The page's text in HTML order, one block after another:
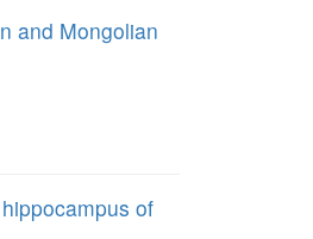
and Mongolian
of